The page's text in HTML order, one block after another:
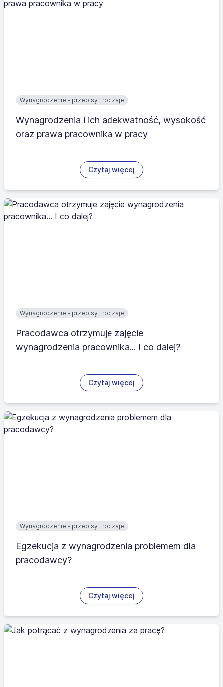
Wynagrodzenie - przepisy i rodzaje
Wynagrodzenia i ich adekwatność, wysokość
oraz prawa pracownika w pracy
Czytaj więcej
Wynagrodzenie - przepisy i rodzaje
Pracodawca otrzymuje zajęcie
wynagrodzenia pracownika... I co dalej?
Czytaj więcej
Wynagrodzenie - przepisy i rodzaje
Egzekucja z wynagrodzenia problemem dla
pracodawcy?
Czytaj więcej